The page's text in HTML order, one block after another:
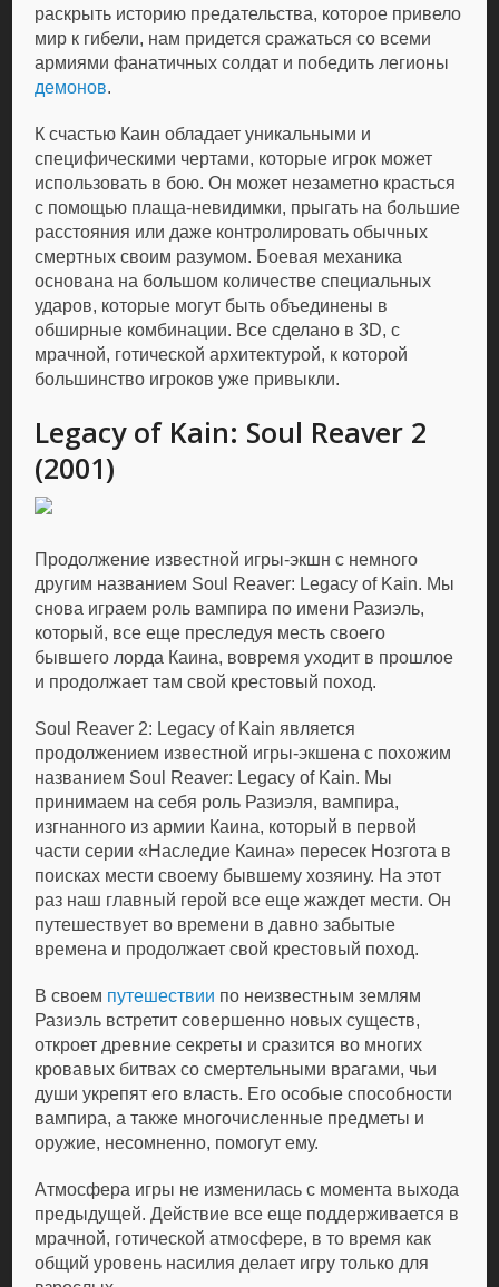
раскрыть историю предательства, которое привело
мир к гибели, нам придется сражаться со всеми
армиями фанатичных солдат и победить легионы
демонов.
К счастью Каин обладает уникальными и
специфическими чертами, которые игрок может
использовать в бою. Он может незаметно красться
с помощью плаща-невидимки, прыгать на большие
расстояния или даже контролировать обычных
смертных своим разумом. Боевая механика
основана на большом количестве специальных
ударов, которые могут быть объединены в
обширные комбинации. Все сделано в 3D, с
мрачной, готической архитектурой, к которой
большинство игроков уже привыкли.
Legacy of Kain: Soul Reaver 2
(2001)
Продолжение известной игры-экшн с немного
другим названием Soul Reaver: Legacy of Kain. Мы
снова играем роль вампира по имени Разиэль,
который, все еще преследуя месть своего
бывшего лорда Каина, вовремя уходит в прошлое
и продолжает там свой крестовый поход.
Soul Reaver 2: Legacy of Kain является
продолжением известной игры-экшена с похожим
названием Soul Reaver: Legacy of Kain. Мы
принимаем на себя роль Разиэля, вампира,
изгнанного из армии Каина, который в первой
части серии «Наследие Каина» пересек Нозгота в
поисках мести своему бывшему хозяину. На этот
раз наш главный герой все еще жаждет мести. Он
путешествует во времени в давно забытые
времена и продолжает свой крестовый поход.
В своем путешествии по неизвестным землям
Разиэль встретит совершенно новых существ,
откроет древние секреты и сразится во многих
кровавых битвах со смертельными врагами, чьи
души укрепят его власть. Его особые способности
вампира, а также многочисленные предметы и
оружие, несомненно, помогут ему.
Атмосфера игры не изменилась с момента выхода
предыдущей. Действие все еще поддерживается в
мрачной, готической атмосфере, в то время как
общий уровень насилия делает игру только для